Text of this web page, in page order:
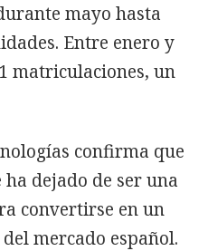
mayo hasta
Entre enero y
matriculaciones, un
confirma que
dejado de ser una
convertirse en un
mercado español.